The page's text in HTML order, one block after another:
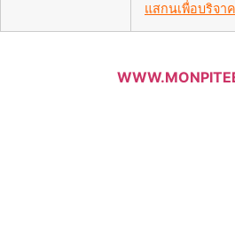
แสกนเพื่อบริจา